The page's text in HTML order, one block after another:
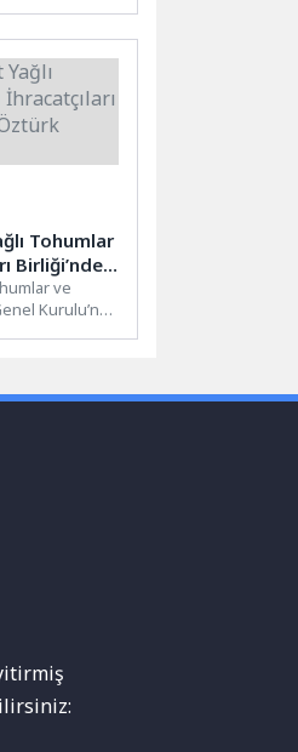
Tohumlar
Birliği’nde
Tazeledi
ve
Kurulu’nda